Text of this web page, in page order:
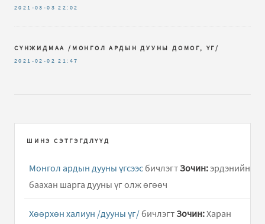
2021-03-03 22:02
СҮНЖИДМАА /МОНГОЛ АРДЫН ДУУНЫ ДОМОГ, ҮГ/
2021-02-02 21:47
ШИНЭ СЭТГЭГДЛҮҮД
Монгол ардын дууны үгсээс бичлэгтЗочин:эрдэнийн
баахан шарга дууны үг олж өгөөч
Хөөрхөн халиун /дууны үг/ бичлэгтЗочин:Харан